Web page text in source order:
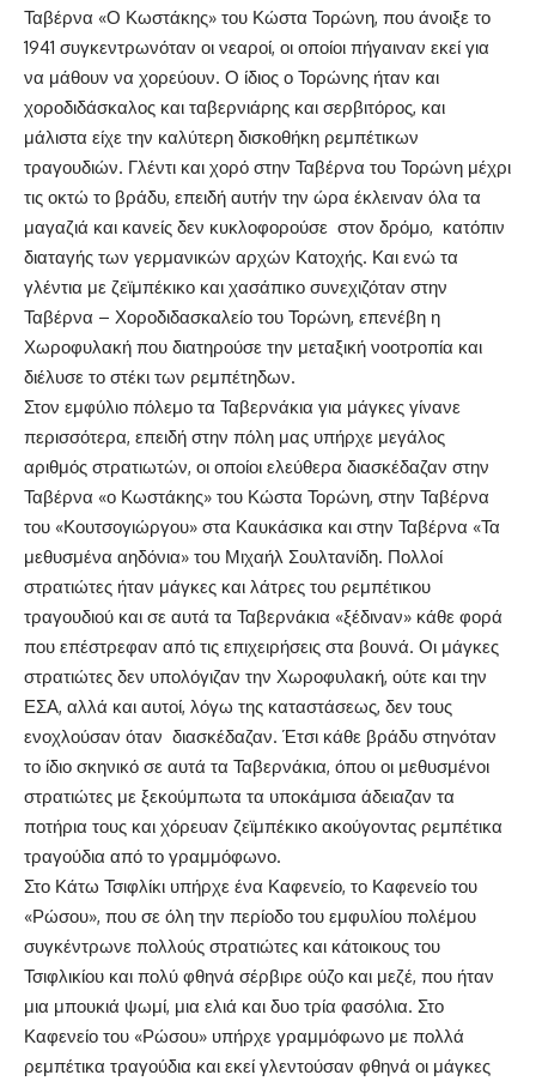
Ταβέρνα «Ο Κωστάκης» του Κώστα Τορώνη, που άνοιξε το
1941 συγκεντρωνόταν οι νεαροί, οι οποίοι πήγαιναν εκεί για
να μάθουν να χορεύουν. Ο ίδιος ο Τορώνης ήταν και
χοροδιδάσκαλος και ταβερνιάρης και σερβιτόρος, και
μάλιστα είχε την καλύτερη δισκοθήκη ρεμπέτικων
τραγουδιών. Γλέντι και χορό στην Ταβέρνα του Τορώνη μέχρι
τις οκτώ το βράδυ, επειδή αυτήν την ώρα έκλειναν όλα τα
μαγαζιά και κανείς δεν κυκλοφορούσε στον δρόμο, κατόπιν
διαταγής των γερμανικών αρχών Κατοχής. Και ενώ τα
γλέντια με ζεϊμπέκικο και χασάπικο συνεχιζόταν στην
Ταβέρνα – Χοροδιδασκαλείο του Τορώνη, επενέβη η
Χωροφυλακή που διατηρούσε την μεταξική νοοτροπία και
διέλυσε το στέκι των ρεμπέτηδων.
Στον εμφύλιο πόλεμο τα Ταβερνάκια για μάγκες γίνανε
περισσότερα, επειδή στην πόλη μας υπήρχε μεγάλος
αριθμός στρατιωτών, οι οποίοι ελεύθερα διασκέδαζαν στην
Ταβέρνα «ο Κωστάκης» του Κώστα Τορώνη, στην Ταβέρνα
του «Κουτσογιώργου» στα Καυκάσικα και στην Ταβέρνα «Τα
μεθυσμένα αηδόνια» του Μιχαήλ Σουλτανίδη. Πολλοί
στρατιώτες ήταν μάγκες και λάτρες του ρεμπέτικου
τραγουδιού και σε αυτά τα Ταβερνάκια «ξέδιναν» κάθε φορά
που επέστρεφαν από τις επιχειρήσεις στα βουνά. Οι μάγκες
στρατιώτες δεν υπολόγιζαν την Χωροφυλακή, ούτε και την
ΕΣΑ, αλλά και αυτοί, λόγω της καταστάσεως, δεν τους
ενοχλούσαν όταν διασκέδαζαν. Έτσι κάθε βράδυ στηνόταν
το ίδιο σκηνικό σε αυτά τα Ταβερνάκια, όπου οι μεθυσμένοι
στρατιώτες με ξεκούμπωτα τα υποκάμισα άδειαζαν τα
ποτήρια τους και χόρευαν ζεϊμπέκικο ακούγοντας ρεμπέτικα
τραγούδια από το γραμμόφωνο.
Στο Κάτω Τσιφλίκι υπήρχε ένα Καφενείο, το Καφενείο του
«Ρώσου», που σε όλη την περίοδο του εμφυλίου πολέμου
συγκέντρωνε πολλούς στρατιώτες και κάτοικους του
Τσιφλικίου και πολύ φθηνά σέρβιρε ούζο και μεζέ, που ήταν
μια μπουκιά ψωμί, μια ελιά και δυο τρία φασόλια. Στο
Καφενείο του «Ρώσου» υπήρχε γραμμόφωνο με πολλά
ρεμπέτικα τραγούδια και εκεί γλεντούσαν φθηνά οι μάγκες